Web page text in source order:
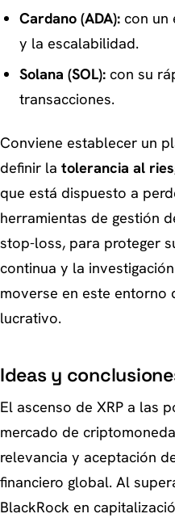
Cardano (ADA):con un
y la escalabilidad.
Solana (SOL):con su
transacciones.
Conviene establecer un
definir la tolerancia al
que está dispuesto a
herramientas de gestión
stop-loss, para proteger
continua y la
moverse en este entorno
lucrativo.
Ideas y
El ascenso de XRP a las
mercado de
relevancia y aceptación
financiero global. Al
BlackRock en